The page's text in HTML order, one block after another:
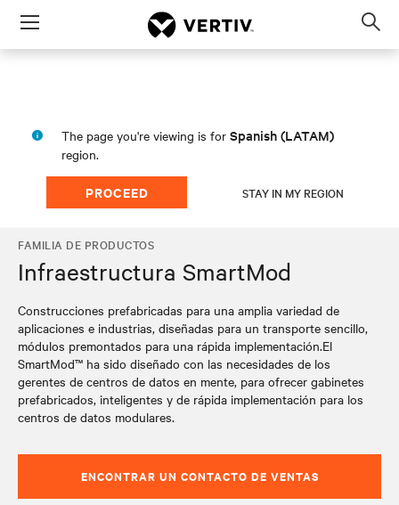
Menu
The page you're viewing is for Spanish (LATAM)
region.
PROCEED STAY IN MY REGION
FAMILIA DE PRODUCTOS
Infraestructura SmartMod
Construcciones prefabricadas para una amplia variedad de
aplicaciones e industrias, diseñadas para un transporte sencillo,
módulos premontados para una rápida implementación.El
SmartMod™ ha sido diseñado con las necesidades de los
gerentes de centros de datos en mente, para ofrecer gabinetes
prefabricados, inteligentes y de rápida implementación para los
centros de datos modulares.
ENCONTRAR UN CONTACTO DE VENTAS